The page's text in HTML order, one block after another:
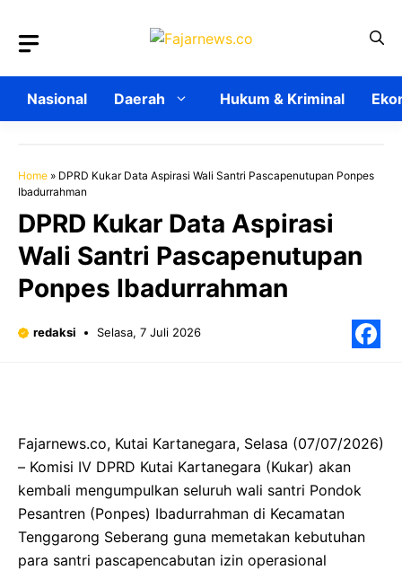
Nasional Daerah Hukum & Kriminal
Home » DPRD Kukar Data Aspirasi Wali Santri Pascapenutupan Ponpes
Ibadurrahman
DPRD Kukar Data Aspirasi
Wali Santri Pascapenutupan
Ponpes Ibadurrahman
redaksi Selasa, 7 Juli 2026
Fajarnews.co, Kutai Kartanegara, Selasa (07/07/2026)
– Komisi IV DPRD Kutai Kartanegara (Kukar) akan
kembali mengumpulkan seluruh wali santri Pondok
Pesantren (Ponpes) Ibadurrahman di Kecamatan
Tenggarong Seberang guna memetakan kebutuhan
para santri pascapencabutan izin operasional